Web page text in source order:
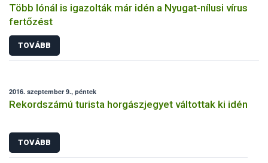
Több lónál is igazolták már idén a Nyugat-nílusi vírus
fertőzést
TOVÁBB
2016. szeptember 9., péntek
Rekordszámú turista horgászjegyet váltottak ki idén
TOVÁBB